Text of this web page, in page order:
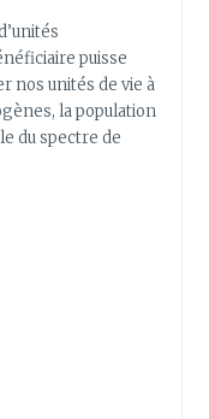
puisse
nos unités de vie à
la population
du spectre de